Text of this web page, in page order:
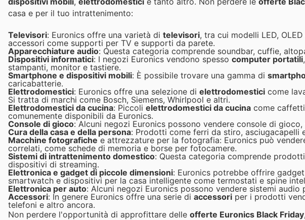
casa e per il tuo intrattenimento:
Televisori: Euronics offre una varietà di televisori, tra cui modelli LED,
accessori come supporti per TV e supporti da parete.
Apparecchiature audio: Questa categoria comprende soundbar, cuffie,
Dispositivi informatici: I negozi Euronics vendono spesso computer portatili,
stampanti, monitor e tastiere.
Smartphone e dispositivi mobili: È possibile trovare una gamma di
caricabatterie.
Elettrodomestici: Euronics offre una selezione di elettrodomestici come
Si tratta di marchi come Bosch, Siemens, Whirlpool e altri.
Elettrodomestici da cucina: Piccoli elettrodomestici da cucina come
comunemente disponibili da Euronics.
Console di gioco: Alcuni negozi Euronics possono vendere console di
Cura della casa e della persona: Prodotti come ferri da stiro, asciugacapelli
Macchine fotografichee attrezzature per la fotografia: Euronics può
correlati, come schede di memoria e borse per fotocamere.
Sistemi di intrattenimento domestico: Questa categoria comprende
dispositivi di streaming.
Elettronica e gadget di piccole dimensioni: Euronics potrebbe offrire
smartwatch e dispositivi per la casa intelligente come termostati e spine
Elettronica per auto: Alcuni negozi Euronics possono vendere sistemi
Accessori: In genere Euronics offre una serie di accessori per i prodotti
telefoni e altro ancora.
Non perdere l'opportunità di approfittare delle offerte Euronics Black Friday